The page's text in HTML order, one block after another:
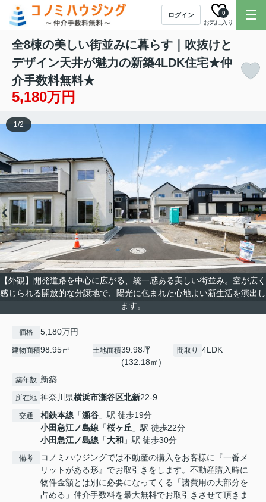
ログイン
お気に入り
0
全8棟の美しい街並みに暮らす｜吹抜けと
デザイン天井が魅力の新築4LDK住宅★仲
介手数料無料★
5,180万円
【外観】開発道路を中心に広がる、統一感ある美しい街並み。空が広く
感じられる開放的な分譲地で、陽光に包まれた心地よい新生活を演出し
ます。
1/2
価格 5,180万円
建物面積98.95㎡ 土地面積39.98坪
(132.18㎡)
間取り 4LDK
築年数 新築
所在地 神奈川県横浜市瀬谷区北新22-9
交通 相鉄本線 「瀬谷 」駅 徒歩19分
小田急江ノ島線 「桜ヶ丘 」駅 徒歩22分
小田急江ノ島線 「大和 」駅 徒歩30分
備考
コノミハウジングでは不動産の購入をお客様に『一番メ
リットがある形』でお取引きをします。不動産購入時に
物件金額とは別に必要になってくる「諸費用の大部分を
占める」仲介手数料を最大無料でお取引きさせて頂きま